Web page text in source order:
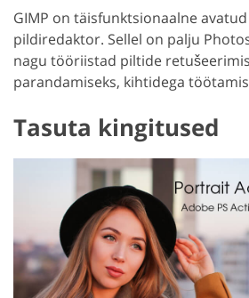
GIMP on täisfunktsionaalne
pildiredaktor. Sellel on palju
nagu tööriistad piltide
parandamiseks, kihtidega
Tasuta kingitused